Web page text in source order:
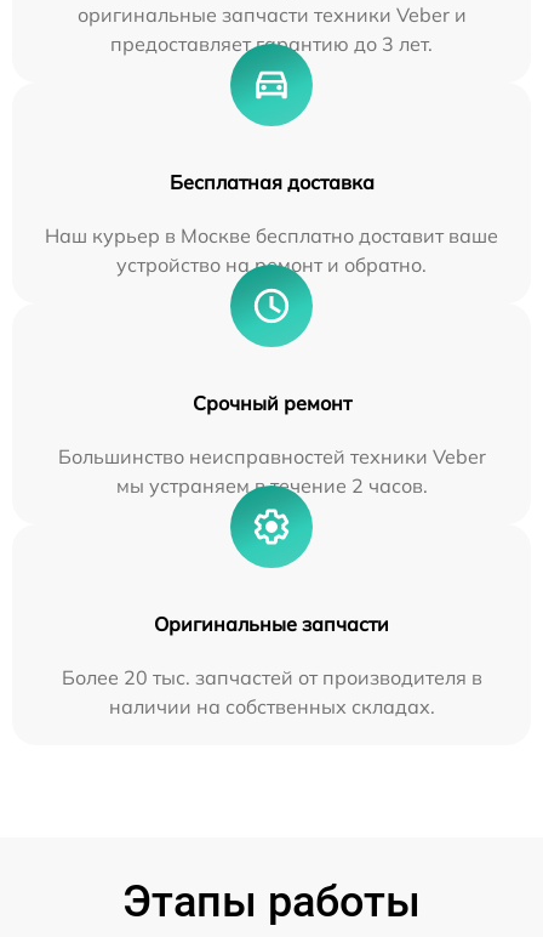
оригинальные запчасти техники Veber и
предоставляет гарантию до 3 лет.
Бесплатная доставка
Наш курьер в Москве бесплатно доставит ваше
устройство на ремонт и обратно.
Срочный ремонт
Большинство неисправностей техники Veber
мы устраняем в течение 2 часов.
Оригинальные запчасти
Более 20 тыс. запчастей от производителя в
наличии на собственных складах.
Этапы работы